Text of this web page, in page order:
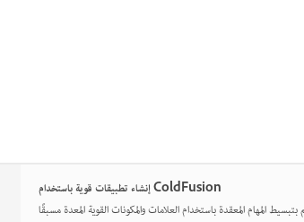
إنشاء تطبيقات قوية باستخدام ColdFusion